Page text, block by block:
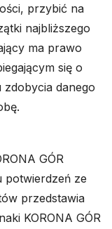
przybić na
najbliższego
ma prawo
się o
danego
GÓR
potwierdzeń ze
przedstawia
KORONA GÓR